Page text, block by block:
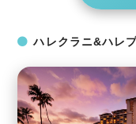
ハレクラニ&ハレ